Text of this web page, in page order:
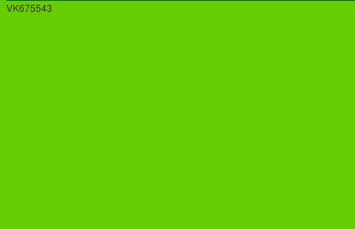
VK675543